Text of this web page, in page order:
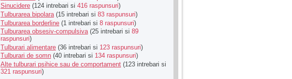
Sinucidere (124 intrebari si 416 raspunsuri)
Tulburarea bipolara(15 intrebari si 83 raspunsuri)
Tulburarea borderline (1 intrebari si 8 raspunsuri)
Tulburarea obsesiv-compulsiva(25 intrebari si 89
raspunsuri)
Tulburari alimentare (36 intrebari si 123 raspunsuri)
Tulburari de somn (40 intrebari si 134 raspunsuri)
Alte tulburari psihice sau de comportament (123 intrebari si
321 raspunsuri)